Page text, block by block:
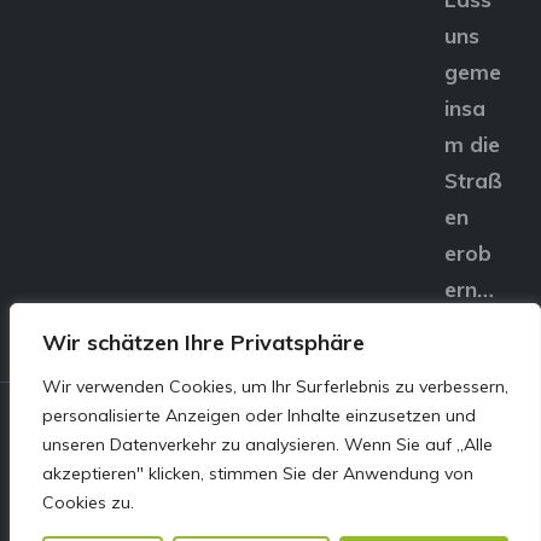
Wir schätzen Ihre Privatsphäre
Wir verwenden Cookies, um Ihr Surferlebnis zu verbessern,
personalisierte Anzeigen oder Inhalte einzusetzen und
unseren Datenverkehr zu analysieren. Wenn Sie auf „Alle
akzeptieren" klicken, stimmen Sie der Anwendung von
Cookies zu.
uns
geme
insa
m die
Straß
en
erob
ern…
© E&S Motors GmbH,
Linzer Straße 83 4240
Freistadt